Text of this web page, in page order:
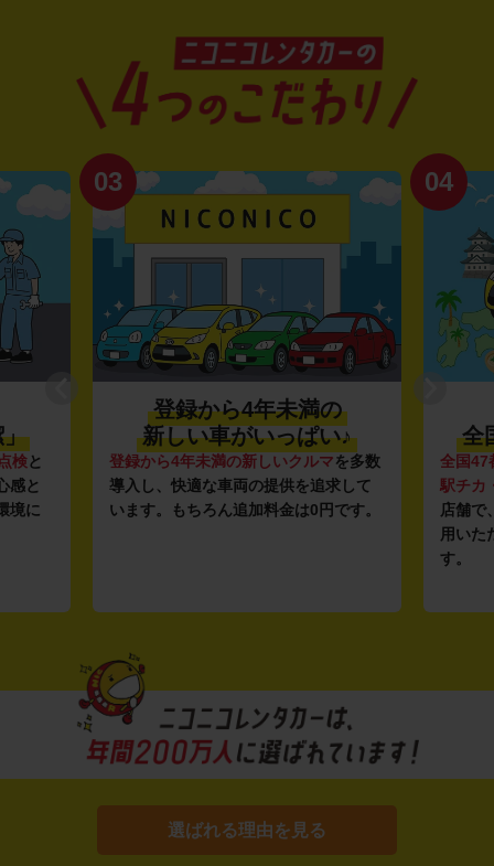
」
検と
感と
境に
03
登録から4年未満の
新しい車がいっぱい♪
登録から4年未満の新しいクルマを多数
導入し、快適な車両の提供を追求して
います。もちろん追加料金は0円です。
04
全
全国47
駅チカ
店舗で
用いた
す。
選ばれる理由を見る